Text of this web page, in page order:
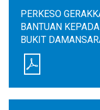
PERKESO
BANTUAN
BUKIT